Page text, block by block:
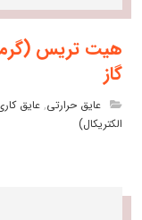
هیت تریس
گاز
عایق حرارتی,عایق
الکتریکال)